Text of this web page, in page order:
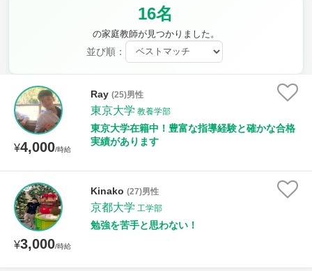
16名
の家庭教師が見つかりました。
並び順：
¥4,000/時給
Ray (25)男性
東京大学 教養学部
東京大学在籍中！豊富な指導経験と確かな合格
実績があります
¥3,000/時給
Kinako (27)男性
京都大学 工学部
勉強を苦手と思わない！
理科
保健・体育 図画工作 書写
時給：¥1,000 ～ ¥10,000
授業可能日
土曜日 日曜日
所属大学